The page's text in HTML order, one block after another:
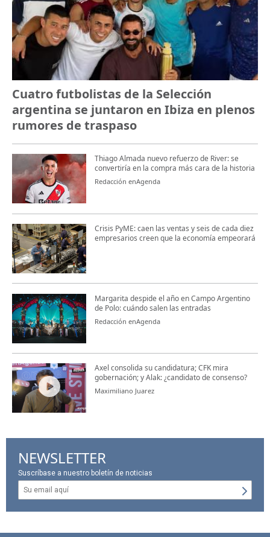
Cuatro futbolistas de la Selección
argentina se juntaron en Ibiza en plenos
rumores de traspaso
Thiago Almada nuevo refuerzo de River: se
convertiría en la compra más cara de la historia
Redacción enAgenda
Crisis PyME: caen las ventas y seis de cada diez
empresarios creen que la economía empeorará
Margarita despide el año en Campo Argentino
de Polo: cuándo salen las entradas
Redacción enAgenda
Axel consolida su candidatura; CFK mira
gobernación; y Alak: ¿candidato de consenso?
Maximiliano Juarez
NEWSLETTER
Suscríbase a nuestro boletín de noticias